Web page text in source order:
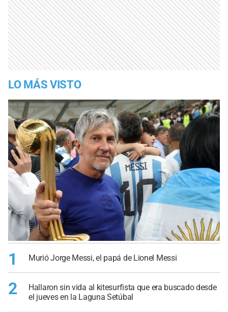
LO MÁS VISTO
1 Murió Jorge Messi, el papá de Lionel Messi
2
Hallaron sin vida al kitesurfista que era buscado desde
el jueves en la Laguna Setúbal